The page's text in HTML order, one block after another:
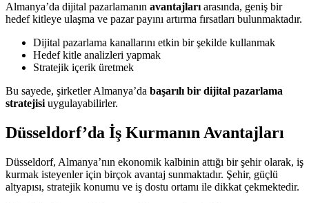
Almanya’da dijital pazarlamanın avantajları arasında, geniş bir
hedef kitleye ulaşma ve pazar payını artırma fırsatları bulunmaktadır.
Dijital pazarlama kanallarını etkin bir şekilde kullanmak
Hedef kitle analizleri yapmak
Stratejik içerik üretmek
Bu sayede, şirketler Almanya’da başarılı bir dijital pazarlama
stratejisi uygulayabilirler.
Düsseldorf’da İş Kurmanın Avantajları
Düsseldorf, Almanya’nın ekonomik kalbinin attığı bir şehir olarak, iş
kurmak isteyenler için birçok avantaj sunmaktadır. Şehir, güçlü
altyapısı, stratejik konumu ve iş dostu ortamı ile dikkat çekmektedir.